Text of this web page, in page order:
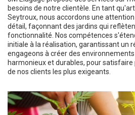
besoins de notre clientèle. En tant
Seytroux, nous accordons une
détail, façonnant des jardins qui
fonctionnalité. Nos compétences
initiale à la réalisation, garantissant un
engageons à créer des
harmonieux et durables, pour
de nos clients les plus exigeants.